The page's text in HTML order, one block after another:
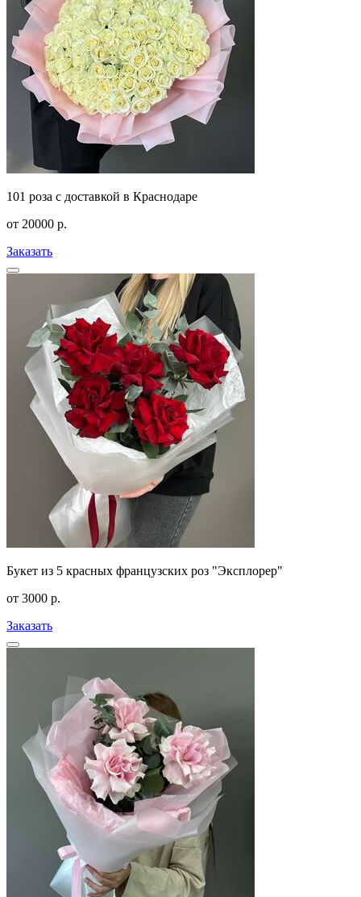
101 роза с доставкой в Краснодаре
от 20000 р.
Заказать
Букет из 5 красных французских роз "Эксплорер"
от 3000 р.
Заказать